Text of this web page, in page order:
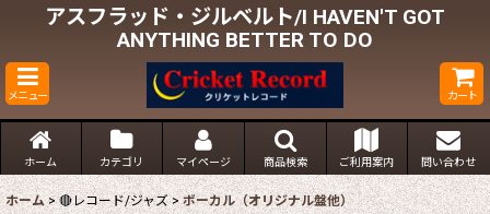
アスフラッド・ジルベルト/I HAVEN'T GOT
ANYTHING BETTER TO DO
メニュー カート
ホーム カテゴリ マイページ 商品検索 ご利用案内 問い合わせ
ホーム > 🔴レコード/ジャズ > ボーカル（オリジナル盤他）